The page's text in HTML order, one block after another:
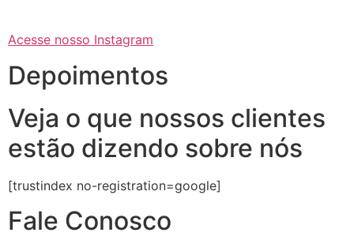
Acesse nosso Instagram
Depoimentos
Veja o que nossos clientes
estão dizendo sobre nós
[trustindex no-registration=google]
Fale Conosco